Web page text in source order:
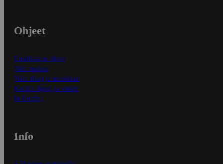
Ohjeet
Ensitilaajan ohjeet
Näin maksat
Näin tilaat ja muokkaat
Kaikki ohjeet ja vinkit
In English
Info